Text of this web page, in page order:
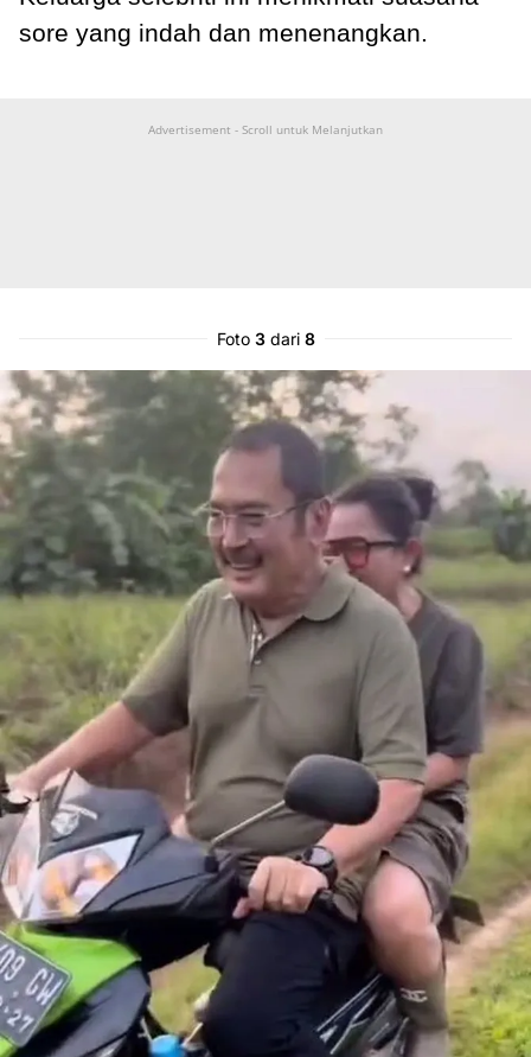
sore yang indah dan menenangkan.
Advertisement - Scroll untuk Melanjutkan
Foto 3dari 8